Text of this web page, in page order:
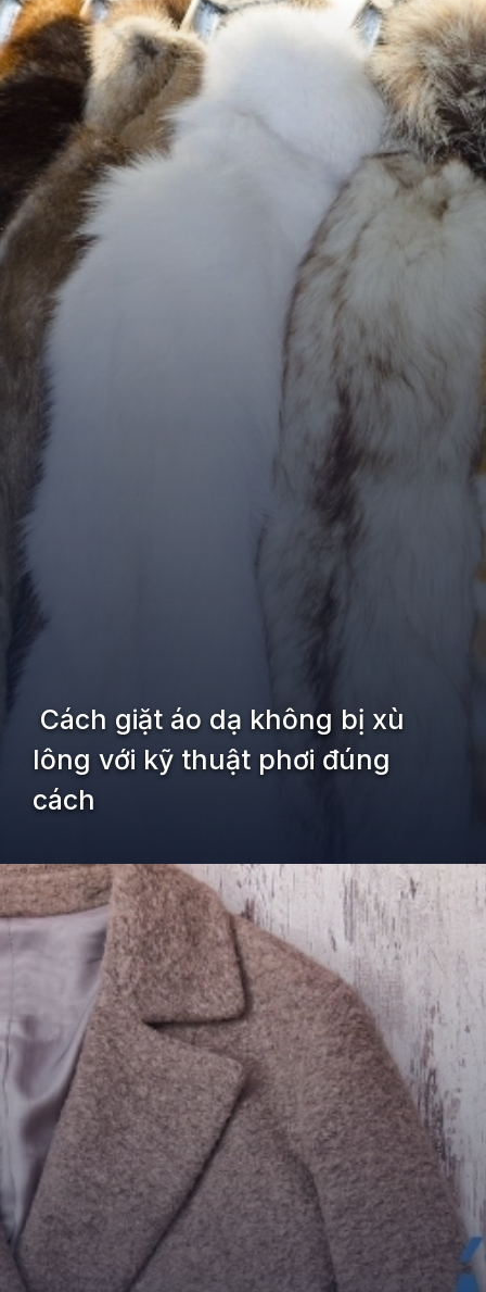
Đang mở https://kiemvieclam.vn/ao-da-giat-nhu-the-nao-de-giu-ao-ben-dep
Cách giặt áo dạ không bị xù
lông với kỹ thuật phơi đúng
cách
Đang mở